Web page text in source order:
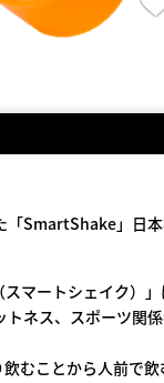
「SmartShake」日
マートシェイク）
トネス、スポーツ関
むことから人前で飲